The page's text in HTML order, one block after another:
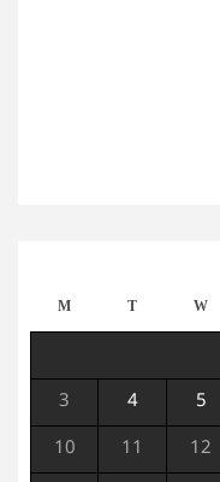
M T W
3 4 5
10 11 12